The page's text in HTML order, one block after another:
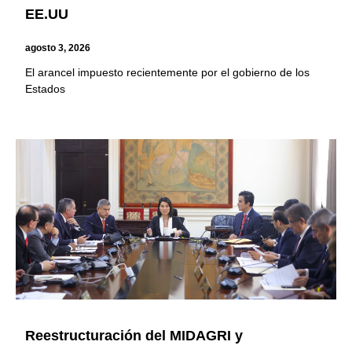
EE.UU
agosto 3, 2026
El arancel impuesto recientemente por el gobierno de los
Estados
Reestructuración del MIDAGRI y